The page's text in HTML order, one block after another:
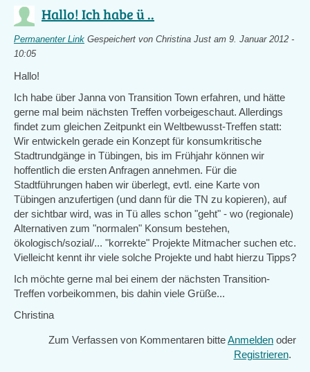
Hallo! Ich habe ü ..
Permanenter Link Gespeichert von Christina Just am 9. Januar 2012 -
10:05
Hallo!
Ich habe über Janna von Transition Town erfahren, und hätte
gerne mal beim nächsten Treffen vorbeigeschaut. Allerdings
findet zum gleichen Zeitpunkt ein Weltbewusst-Treffen statt:
Wir entwickeln gerade ein Konzept für konsumkritische
Stadtrundgänge in Tübingen, bis im Frühjahr können wir
hoffentlich die ersten Anfragen annehmen. Für die
Stadtführungen haben wir überlegt, evtl. eine Karte von
Tübingen anzufertigen (und dann für die TN zu kopieren), auf
der sichtbar wird, was in Tü alles schon "geht" - wo (regionale)
Alternativen zum "normalen" Konsum bestehen,
ökologisch/sozial/... "korrekte" Projekte Mitmacher suchen etc.
Vielleicht kennt ihr viele solche Projekte und habt hierzu Tipps?
Ich möchte gerne mal bei einem der nächsten Transition-
Treffen vorbeikommen, bis dahin viele Grüße...
Christina
Zum Verfassen von Kommentaren bitteAnmelden oder
Registrieren.